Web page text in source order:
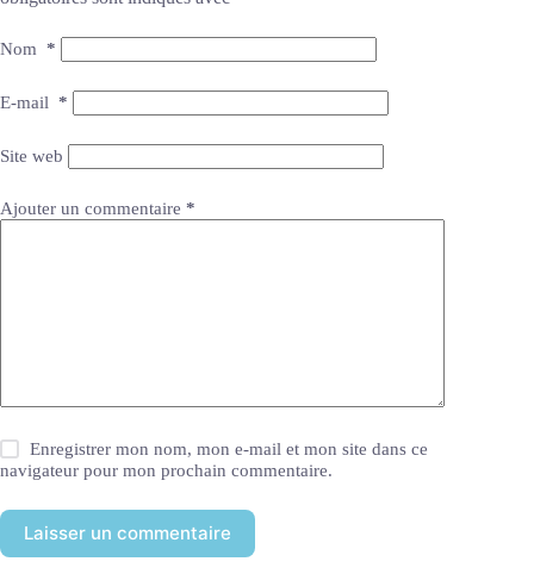
Nom *
E-mail *
Site web
Ajouter un commentaire *
Enregistrer mon nom, mon e-mail et mon site dans ce
navigateur pour mon prochain commentaire.
Laisser un commentaire